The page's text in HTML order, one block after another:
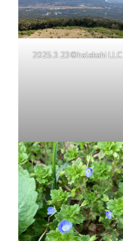
2025.3.23©halekahi LLC